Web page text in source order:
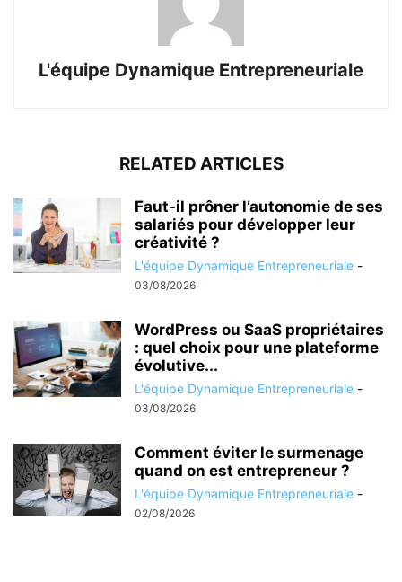
L'équipe Dynamique Entrepreneuriale
RELATED ARTICLES
Faut-il prôner l’autonomie de ses
salariés pour développer leur
créativité ?
L'équipe Dynamique Entrepreneuriale -
03/08/2026
WordPress ou SaaS propriétaires
: quel choix pour une plateforme
évolutive...
L'équipe Dynamique Entrepreneuriale -
03/08/2026
Comment éviter le surmenage
quand on est entrepreneur ?
L'équipe Dynamique Entrepreneuriale -
02/08/2026